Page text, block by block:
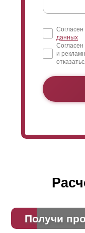
Согласен
данных
и
Получи